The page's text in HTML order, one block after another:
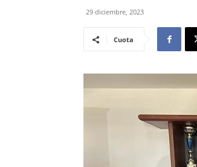
29 diciembre, 2023
Cuota